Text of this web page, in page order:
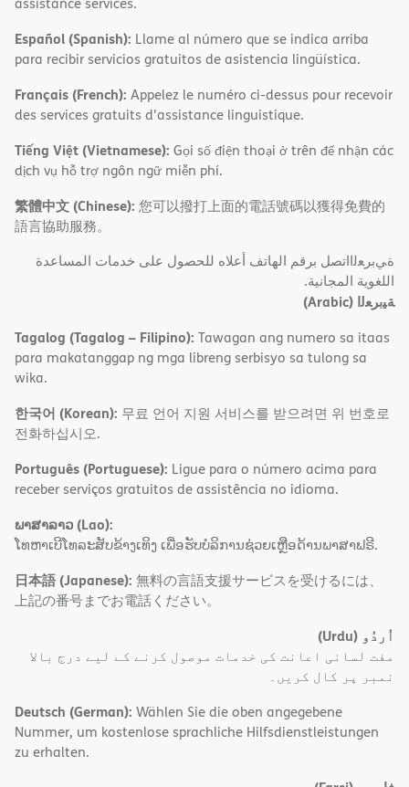
Español (Spanish): Llame al número que se indica arriba
para recibir servicios gratuitos de asistencia lingüística.
Français (French): Appelez le numéro ci-dessus pour recevoir
des services gratuits d'assistance linguistique.
Tiếng Việt (Vietnamese): Gọi số điện thoại ở trên để nhận các
dịch vụ hỗ trợ ngôn ngữ miễn phí.
繁體中文 (Chinese): 您可以撥打上面的電話號碼以獲得免費的
語言協助服務。
ةﻲﺑﺮﻌﻟااﺗﺼﻞ ﺑﺮﻗﻢ اﻟﮭﺎﺗﻒ أﻋﻼه ﻟﻠﺤﺼﻮل ﻋﻠﻰ ﺧﺪﻣﺎت اﻟﻤﺴﺎﻋﺪة
اﻟﻠﻐﻮﯾﺔ اﻟﻤﺠﺎﻧﯿﺔ.
ﺔﯿﺑﺮﻌﻟا (Arabic)
Tagalog (Tagalog – Filipino): Tawagan ang numero sa itaas
para makatanggap ng mga libreng serbisyo sa tulong sa
wika.
한국어 (Korean): 무료 언어 지원 서비스를 받으려면 위 번호로
전화하십시오.
Português (Portuguese): Ligue para o número acima para
receber serviços gratuitos de assistência no idioma.
ພາສາລາວ (Lao):
ໂທຫາເບີໂທລະສັບຂ້າງເທິງ ເພື່ອຮັບບໍລິການຊ່ວຍເຫຼືອດ້ານພາສາຟຣີ.
日本語 (Japanese): 無料の言語支援サービスを受けるには、
上記の番号までお電話ください。
اُردُو (Urdu)
مفت لسانی اعانت کی خدمات موصول کرنے کے لیے درج بالا
نمبر پر کال کریں۔
Deutsch (German): Wählen Sie die oben angegebene
Nummer, um kostenlose sprachliche Hilfsdienstleistungen
zu erhalten.